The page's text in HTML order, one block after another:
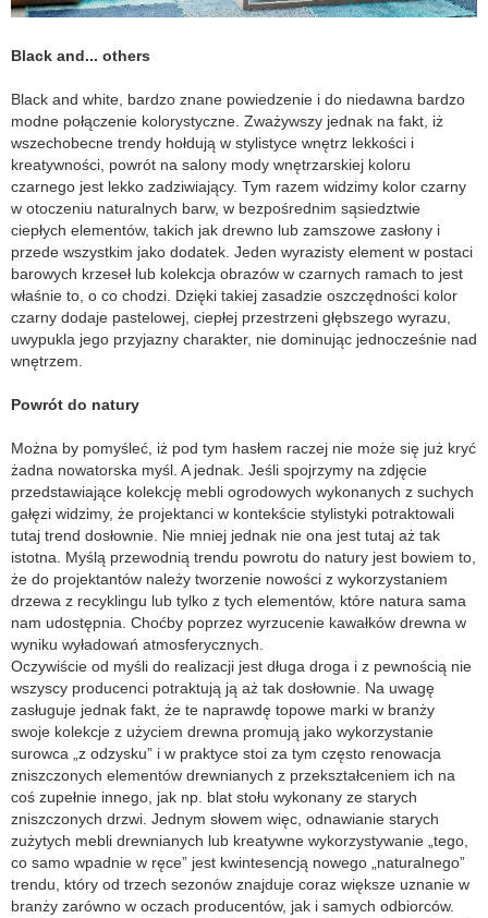
Black and... others
Black and white, bardzo znane powiedzenie i do niedawna bardzo
modne połączenie kolorystyczne. Zważywszy jednak na fakt, iż
wszechobecne trendy hołdują w stylistyce wnętrz lekkości i
kreatywności, powrót na salony mody wnętrzarskiej koloru
czarnego jest lekko zadziwiający. Tym razem widzimy kolor czarny
w otoczeniu naturalnych barw, w bezpośrednim sąsiedztwie
ciepłych elementów, takich jak drewno lub zamszowe zasłony i
przede wszystkim jako dodatek. Jeden wyrazisty element w postaci
barowych krzeseł lub kolekcja obrazów w czarnych ramach to jest
właśnie to, o co chodzi. Dzięki takiej zasadzie oszczędności kolor
czarny dodaje pastelowej, ciepłej przestrzeni głębszego wyrazu,
uwypukla jego przyjazny charakter, nie dominując jednocześnie nad
wnętrzem.
Powrót do natury
Można by pomyśleć, iż pod tym hasłem raczej nie może się już kryć
żadna nowatorska myśl. A jednak. Jeśli spojrzymy na zdjęcie
przedstawiające kolekcję mebli ogrodowych wykonanych z suchych
gałęzi widzimy, że projektanci w kontekście stylistyki potraktowali
tutaj trend dosłownie. Nie mniej jednak nie ona jest tutaj aż tak
istotna. Myślą przewodnią trendu powrotu do natury jest bowiem to,
że do projektantów należy tworzenie nowości z wykorzystaniem
drzewa z recyklingu lub tylko z tych elementów, które natura sama
nam udostępnia. Choćby poprzez wyrzucenie kawałków drewna w
wyniku wyładowań atmosferycznych.
Oczywiście od myśli do realizacji jest długa droga i z pewnością nie
wszyscy producenci potraktują ją aż tak dosłownie. Na uwagę
zasługuje jednak fakt, że te naprawdę topowe marki w branży
swoje kolekcje z użyciem drewna promują jako wykorzystanie
surowca „z odzysku” i w praktyce stoi za tym często renowacja
zniszczonych elementów drewnianych z przekształceniem ich na
coś zupełnie innego, jak np. blat stołu wykonany ze starych
zniszczonych drzwi. Jednym słowem więc, odnawianie starych
zużytych mebli drewnianych lub kreatywne wykorzystywanie „tego,
co samo wpadnie w ręce” jest kwintesencją nowego „naturalnego”
trendu, który od trzech sezonów znajduje coraz większe uznanie w
branży zarówno w oczach producentów, jak i samych odbiorców.